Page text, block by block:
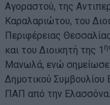
Αγοραστού, της
Καραλαριώτου, του
Περιφέρειας
και του Διοικητή της 1
Μανωλά, ενώ
Δημοτικού
ΠΑΠ από την Ελασσόνα.